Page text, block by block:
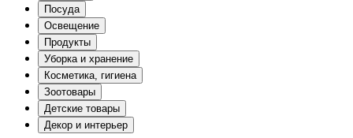
Посуда
Освещение
Продукты
Уборка и хранение
Косметика, гигиена
Зоотовары
Детские товары
Декор и интерьер